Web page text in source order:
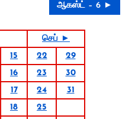
ஆகஸ்ட் – 6 ►
செப் ►
15 22
29
16 23
30
17 24
31
18
25